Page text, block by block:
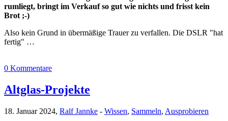
rumliegt, bringt im Verkauf so gut wie nichts und frisst kein
Brot ;-)
Also kein Grund in übermäßige Trauer zu verfallen. Die DSLR "hat
fertig" …
0 Kommentare
Altglas-Projekte
18. Januar 2024, Ralf Jannke - Wissen, Sammeln, Ausprobieren